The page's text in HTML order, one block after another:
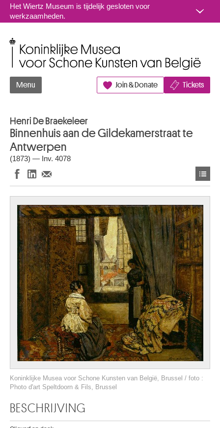
Naar inhoud
Het Wiertz Museum is tijdelijk gesloten voor
werkzaamheden.
Menu Join & Donate Tickets
Henri De Braekeleer
Binnenhuis aan de Gildekamerstraat te
Antwerpen
(1873) — Inv. 4078
Koninklijke Musea voor Schone Kunsten van België, Brussel / foto :
Photo d'art Speltdoorn & Fils, Brussel
BESCHRIJVING